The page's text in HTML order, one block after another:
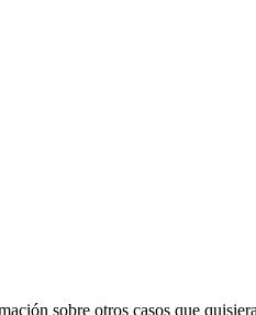
sobre otros casos que